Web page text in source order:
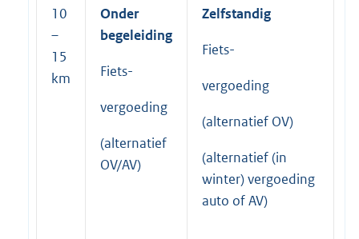
10
–
15
km
Onder
begeleiding
Fiets-
vergoeding
(alternatief
OV/AV)
Zelfstandig
Fiets-
vergoeding
(alternatief OV)
(alternatief (in
winter) vergoeding
auto of AV)